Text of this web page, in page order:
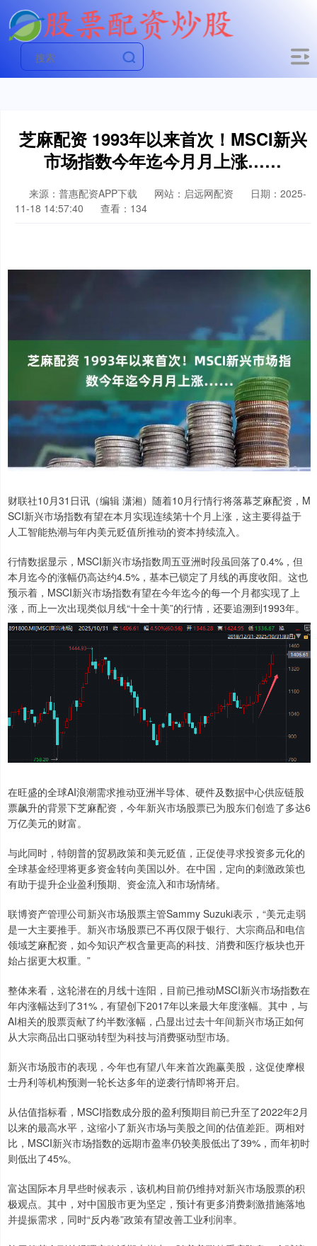
芝麻配资 1993年以来首次！MSCI新兴
市场指数今年迄今月月上涨……
来源：普惠配资APP下载 网站：启远网配资
日期：2025-
11-18 14:57:40
查看：134
财联社10月31日讯（编辑 潇湘）随着10月行情行将落幕芝麻配资，M
SCI新兴市场指数有望在本月实现连续第十个月上涨，这主要得益于
人工智能热潮与年内美元贬值所推动的资本持续流入。
行情数据显示，MSCI新兴市场指数周五亚洲时段虽回落了0.4%，但
本月迄今的涨幅仍高达约4.5%，基本已锁定了月线的再度收阳。这也
预示着，MSCI新兴市场指数有望在今年迄今的每一个月都实现了上
涨，而上一次出现类似月线“十全十美”的行情，还要追溯到1993年。
在旺盛的全球AI浪潮需求推动亚洲半导体、硬件及数据中心供应链股
票飙升的背景下芝麻配资，今年新兴市场股票已为股东们创造了多达6
万亿美元的财富。
与此同时，特朗普的贸易政策和美元贬值，正促使寻求投资多元化的
全球基金经理将更多资金转向美国以外。在中国，定向的刺激政策也
有助于提升企业盈利预期、资金流入和市场情绪。
联博资产管理公司新兴市场股票主管Sammy Suzuki表示，“美元走弱
是一大主要推手。新兴市场股票已不再仅限于银行、大宗商品和电信
领域芝麻配资，如今知识产权含量更高的科技、消费和医疗板块也开
始占据更大权重。”
整体来看，这轮潜在的月线十连阳，目前已推动MSCI新兴市场指数在
年内涨幅达到了31%，有望创下2017年以来最大年度涨幅。其中，与
AI相关的股票贡献了约半数涨幅，凸显出过去十年间新兴市场正如何
从大宗商品出口驱动转型为科技与消费驱动型市场。
新兴市场股市的表现，今年也有望八年来首次跑赢美股，这促使摩根
士丹利等机构预测一轮长达多年的逆袭行情即将开启。
从估值指标看，MSCI指数成分股的盈利预期目前已升至了2022年2月
以来的最高水平，这缩小了新兴市场与美股之间的估值差距。两相对
比，MSCI新兴市场指数的远期市盈率仍较美股低出了39%，而年初时
则低出了45%。
富达国际本月早些时候表示，该机构目前仍维持对新兴市场股票的积
极观点。其中，对中国股市更为坚定，预计有更多消费刺激措施落地
并提振需求，同时“反内卷”政策有望改善工业利润率。